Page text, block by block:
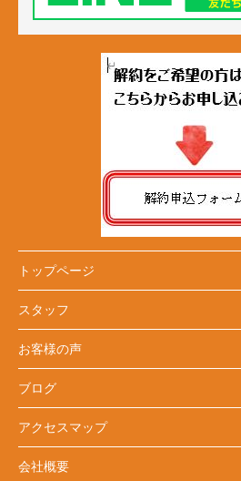
トップページ
スタッフ
お客様の声
ブログ
アクセスマップ
会社概要